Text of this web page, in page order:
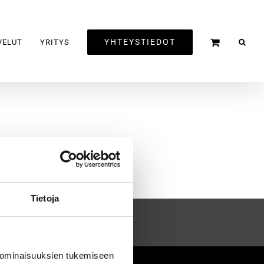
Tietoja
tukemiseen
YRITYS YHTEYSTIEDOT